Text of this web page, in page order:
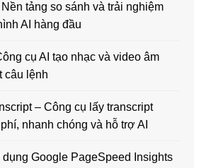
tảng so sánh và trải nghiệm
AI hàng đầu
cụ AI tạo nhạc và video âm
câu lệnh
– Công cụ lấy transcript
nhanh chóng và hỗ trợ AI
Google PageSpeed Insights